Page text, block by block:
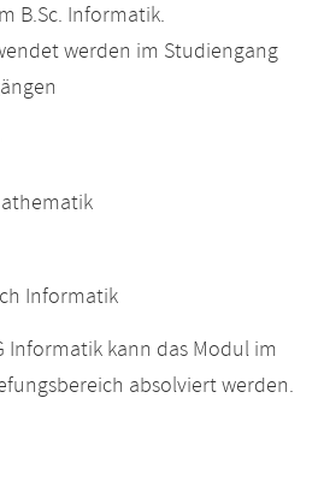
B.Sc. Informatik.
werden im Studiengang
Informatik
Informatik kann das Modul im
absolviert werden.